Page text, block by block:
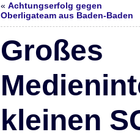
« Achtungserfolg gegen
Oberligateam aus Baden-Baden
Großes
kleinen